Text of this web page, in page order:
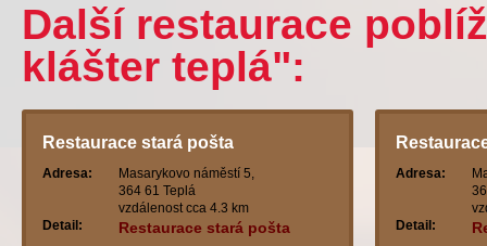
Další restaurace
klášter teplá":
Restaurace stará pošta
Adresa:
Masarykovo náměstí 5,
364 61 Teplá
vzdálenost cca 4.3 km
Detail:
Restaurace stará pošta
Adresa:
Detail: